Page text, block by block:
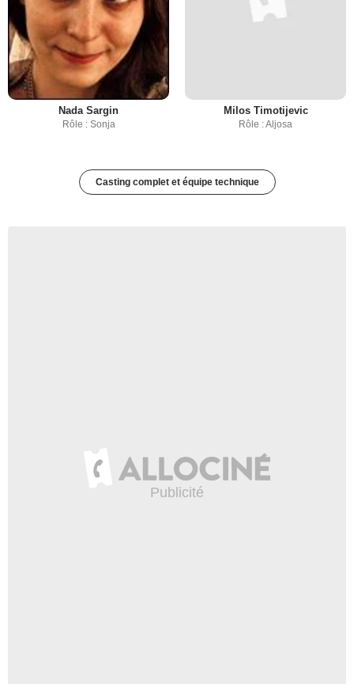
Nada Sargin
Rôle : Sonja
Milos Timotijevic
Rôle : Aljosa
Casting complet et équipe technique